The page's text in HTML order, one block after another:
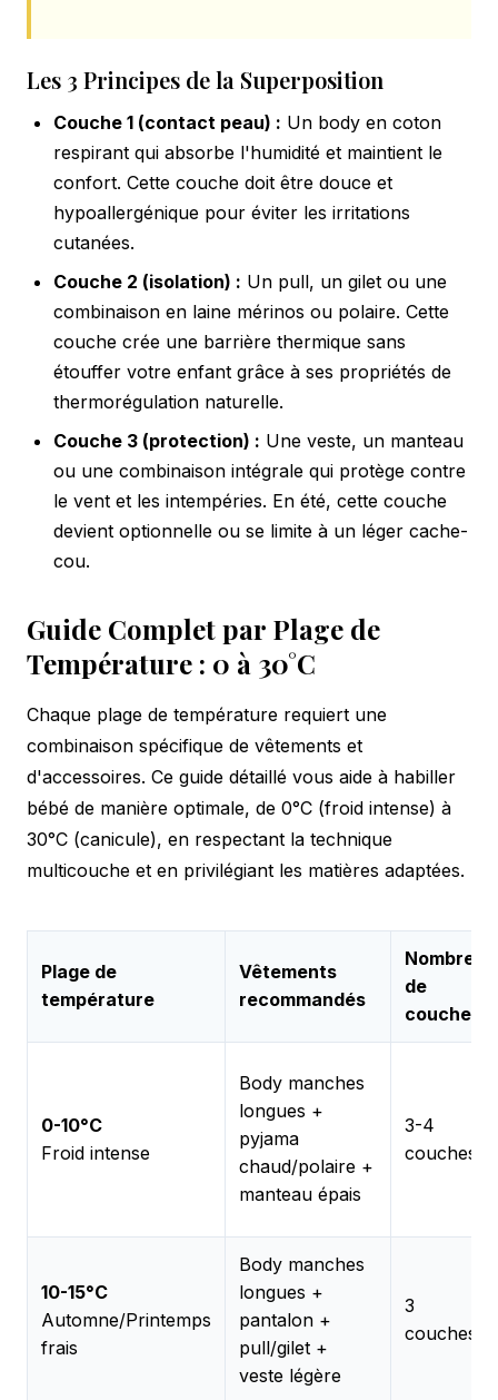
Les 3 Principes de la Superposition
Couche 1 (contact peau) : Un body en coton
respirant qui absorbe l'humidité et maintient le
confort. Cette couche doit être douce et
hypoallergénique pour éviter les irritations
cutanées.
Couche 2 (isolation) : Un pull, un gilet ou une
combinaison en laine mérinos ou polaire. Cette
couche crée une barrière thermique sans
étouffer votre enfant grâce à ses propriétés de
thermorégulation naturelle.
Couche 3 (protection) : Une veste, un manteau
ou une combinaison intégrale qui protège contre
le vent et les intempéries. En été, cette couche
devient optionnelle ou se limite à un léger cache-
cou.
Guide Complet par Plage de
Température : 0 à 30°C
Chaque plage de température requiert une
combinaison spécifique de vêtements et
d'accessoires. Ce guide détaillé vous aide à habiller
bébé de manière optimale, de 0°C (froid intense) à
30°C (canicule), en respectant la technique
multicouche et en privilégiant les matières adaptées.
Plage de
température
Vêtements
recommandés
Nombre
de
couches
0-10°C
Froid intense
Body manches
longues +
pyjama
chaud/polaire +
manteau épais
3-4
couches
10-15°C
Automne/Printemps
frais
Body manches
longues +
pantalon +
pull/gilet +
veste légère
3
couches